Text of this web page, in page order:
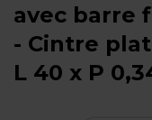
avec barre
- Cintre
L 40 x P